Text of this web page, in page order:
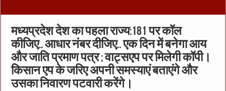
मध्यप्रदेश देश का पहला राज्य:181 पर कॉल
कीजिए.. आधार नंबर दीजिए.. एक दिन में बनेगा आय
और जाति प्रमाण पत्र ; वाट्सएप पर मिलेगी कॉपी।
किसान एप के जरिए अपनी समस्याएं बताएंगे और
उसका निवारण पटवारी करेंगे।